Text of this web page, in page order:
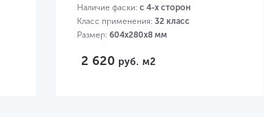
Наличие фаски: с 4-х сторон
Класс применения: 32 класс
Размер: 604х280х8 мм
2 620 руб. м2